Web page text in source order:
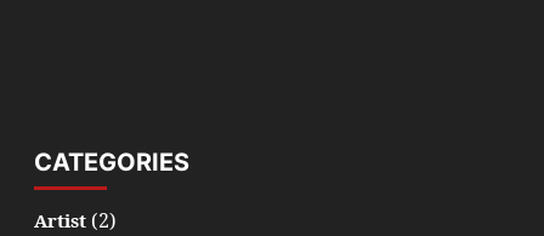
CATEGORIES
Artist(2)